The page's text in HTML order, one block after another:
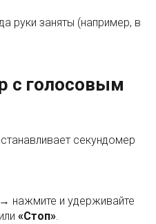
руки заняты (например, в
с голосовым
секундомер
→ нажмите и удерживайте
или «Стоп».